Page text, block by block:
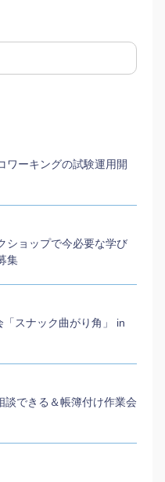
ワーキングの試験運用開
ショップで今必要な学び
集
「スナック曲がり角」 in
できる＆帳簿付け作業会